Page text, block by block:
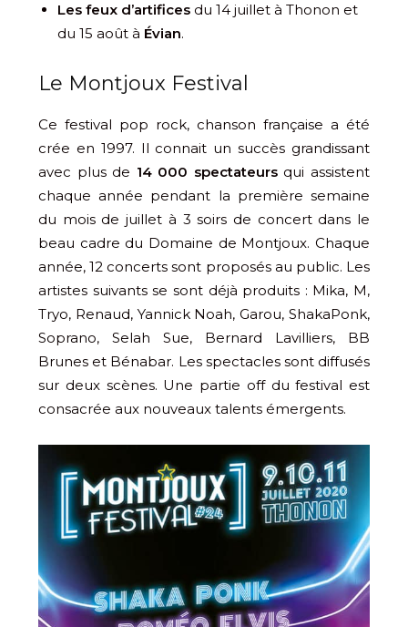
Les feux d’artifices du 14 juillet à Thonon et
du 15 août à Évian.
Le Montjoux Festival
Ce festival pop rock, chanson française a été
crée en 1997. Il connait un succès grandissant
avec plus de 14 000 spectateursqui assistent
chaque année pendant la première semaine
du mois de juillet à 3 soirs de concert dans le
beau cadre du Domaine de Montjoux. Chaque
année, 12 concerts sont proposés au public. Les
artistes suivants se sont déjà produits : Mika, M,
Tryo, Renaud, Yannick Noah, Garou, ShakaPonk,
Soprano, Selah Sue, Bernard Lavilliers, BB
Brunes et Bénabar. Les spectacles sont diffusés
sur deux scènes. Une partie off du festival est
consacrée aux nouveaux talents émergents.